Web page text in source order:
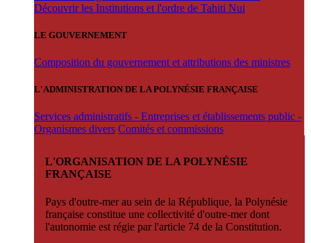
Découvrir les Institutions et l'ordre de Tahiti Nui
LE GOUVERNEMENT
Composition du gouvernement et attributions des ministres
L'ADMINISTRATION DE LA POLYNÉSIE FRANÇAISE
Services administratifs - Entreprises et établissements public -
Organismes divers Comités et commissions
L'ORGANISATION DE LA POLYNÉSIE
FRANÇAISE
Pays d'outre-mer au sein de la République, la Polynésie
française constitue une collectivité d'outre-mer dont
l'autonomie est régie par l'article 74 de la Constitution.